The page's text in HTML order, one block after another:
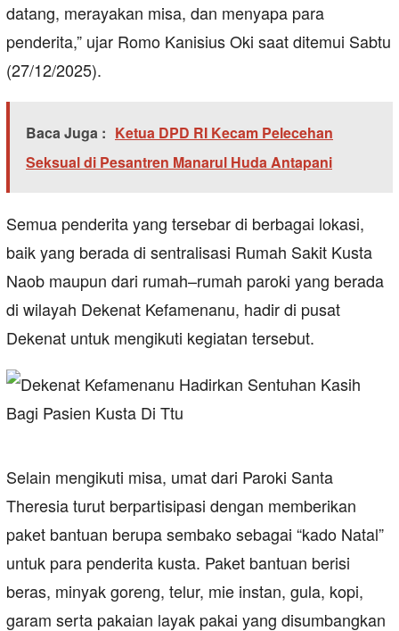
datang, merayakan misa, dan menyapa para
penderita,” ujar Romo Kanisius Oki saat ditemui Sabtu
(27/12/2025).
Baca Juga : Ketua DPD RI Kecam Pelecehan
Seksual di Pesantren Manarul Huda Antapani
Semua penderita yang tersebar di berbagai lokasi,
baik yang berada di sentralisasi Rumah Sakit Kusta
Naob maupun dari rumah–rumah paroki yang berada
di wilayah Dekenat Kefamenanu, hadir di pusat
Dekenat untuk mengikuti kegiatan tersebut.
Selain mengikuti misa, umat dari Paroki Santa
Theresia turut berpartisipasi dengan memberikan
paket bantuan berupa sembako sebagai “kado Natal”
untuk para penderita kusta. Paket bantuan berisi
beras, minyak goreng, telur, mie instan, gula, kopi,
garam serta pakaian layak pakai yang disumbangkan